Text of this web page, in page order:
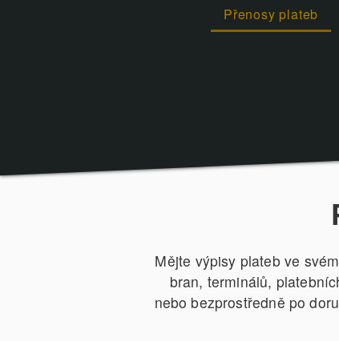
Přenosy plateb
Mějte výpisy plateb ve
bran, terminálů,
nebo bezprostředně po